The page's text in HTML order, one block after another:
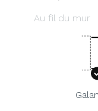
Au fil du mur